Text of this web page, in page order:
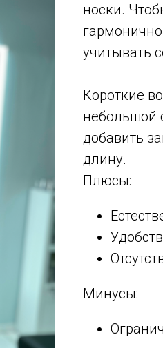
носки.
учитывать
Короткие
небольшой
добавить
длину.
Плюсы:
Минусы: